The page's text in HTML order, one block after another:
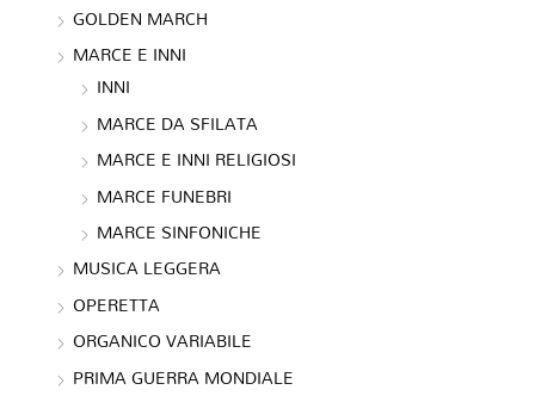
GOLDEN MARCH
MARCE E INNI
INNI
MARCE DA SFILATA
MARCE E INNI RELIGIOSI
MARCE FUNEBRI
MARCE SINFONICHE
MUSICA LEGGERA
OPERETTA
ORGANICO VARIABILE
PRIMA GUERRA MONDIALE